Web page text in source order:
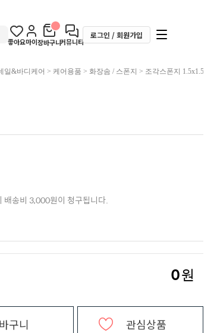
좋아요마이장바구니커뮤니티
로그인 / 회원가입
일&바디케어 > 케어용품 > 화장솜 / 스폰지 > 조각스폰지 1.5x1.5
송비 3,000원이 청구됩니다.
0원
구니 관심상품